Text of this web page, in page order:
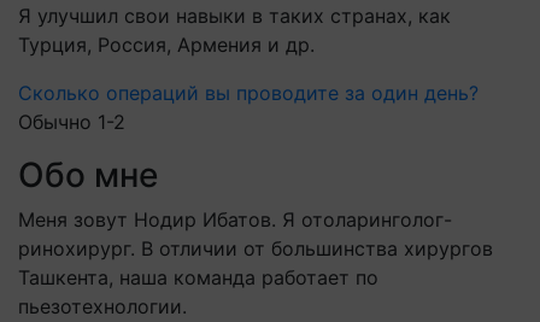
Я улучшил свои навыки в таких странах, как
Турция, Россия, Армения и др.
Сколько операций вы проводите за один день?
Обычно 1-2
Обо мне
Меня зовут Нодир Ибатов. Я отоларинголог-
ринохирург. В отличии от большинства хирургов
Ташкента, наша команда работает по
пьезотехнологии.